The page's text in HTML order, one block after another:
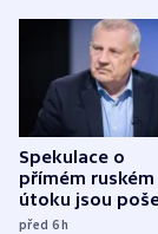
Spekulace o
přímém ruském
útoku jsou
míní estonský
před 6h